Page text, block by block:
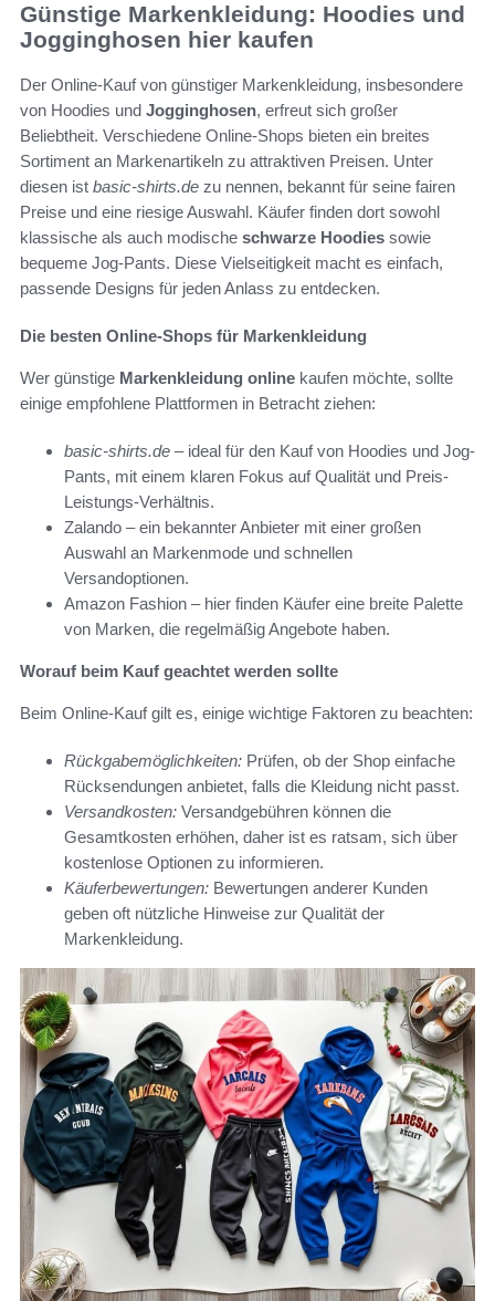
Günstige Markenkleidung: Hoodies und
Jogginghosen hier kaufen
Der Online-Kauf von günstiger Markenkleidung, insbesondere
von Hoodies und Jogginghosen, erfreut sich großer
Beliebtheit. Verschiedene Online-Shops bieten ein breites
Sortiment an Markenartikeln zu attraktiven Preisen. Unter
diesen ist basic-shirts.de zu nennen, bekannt für seine fairen
Preise und eine riesige Auswahl. Käufer finden dort sowohl
klassische als auch modische schwarze Hoodies sowie
bequeme Jog-Pants. Diese Vielseitigkeit macht es einfach,
passende Designs für jeden Anlass zu entdecken.
Die besten Online-Shops für Markenkleidung
Wer günstige Markenkleidung online kaufen möchte, sollte
einige empfohlene Plattformen in Betracht ziehen:
basic-shirts.de – ideal für den Kauf von Hoodies und Jog-
Pants, mit einem klaren Fokus auf Qualität und Preis-
Leistungs-Verhältnis.
Zalando – ein bekannter Anbieter mit einer großen
Auswahl an Markenmode und schnellen
Versandoptionen.
Amazon Fashion – hier finden Käufer eine breite Palette
von Marken, die regelmäßig Angebote haben.
Worauf beim Kauf geachtet werden sollte
Beim Online-Kauf gilt es, einige wichtige Faktoren zu beachten:
Rückgabemöglichkeiten: Prüfen, ob der Shop einfache
Rücksendungen anbietet, falls die Kleidung nicht passt.
Versandkosten: Versandgebühren können die
Gesamtkosten erhöhen, daher ist es ratsam, sich über
kostenlose Optionen zu informieren.
Käuferbewertungen: Bewertungen anderer Kunden
geben oft nützliche Hinweise zur Qualität der
Markenkleidung.